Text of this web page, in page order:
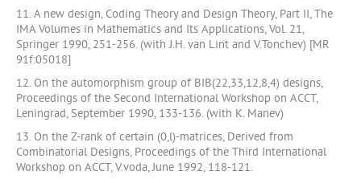
11. A new design, Coding Theory and Design Theory, Part II, The
IMA Volumes in Mathematics and Its Applications, Vol. 21,
Springer 1990, 251-256. (with J.H. van Lint and V.Tonchev) [MR
91f:05018]
12. On the automorphism group of BIB(22,33,12,8,4) designs,
Proceedings of the Second International Workshop on ACCT,
Leningrad, September 1990, 133-136. (with K. Manev)
13. On the Z-rank of certain (0,l)-matrices, Derived from
Combinatorial Designs, Proceedings of the Third International
Workshop on ACCT, V.voda, June 1992, 118-121.